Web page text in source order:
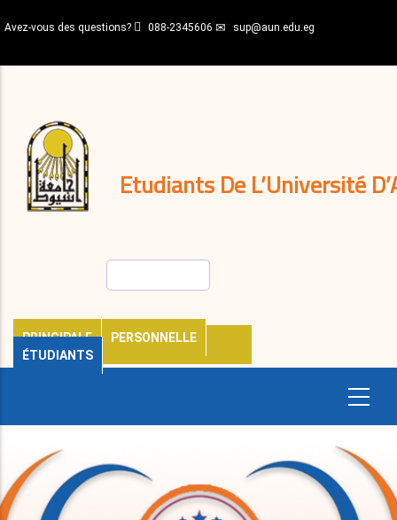
au
principal
Avez-vous des questions? 088-2345606 sup@aun.edu.eg
Etudiants De L’Université
PRINCIPALE
PERSONNELLE
ÉTUDIANTS
décisions
Expatriés
Journal